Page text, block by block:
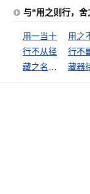
与“用之则行，
用一当十 用之
行不从径
行不
藏器